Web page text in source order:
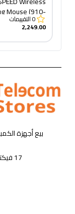
(910-
005283)
0التقييمات
2,249.00
بيع أجهزة
17 فيكتور عمانويل - سموحة - الأسكندرية